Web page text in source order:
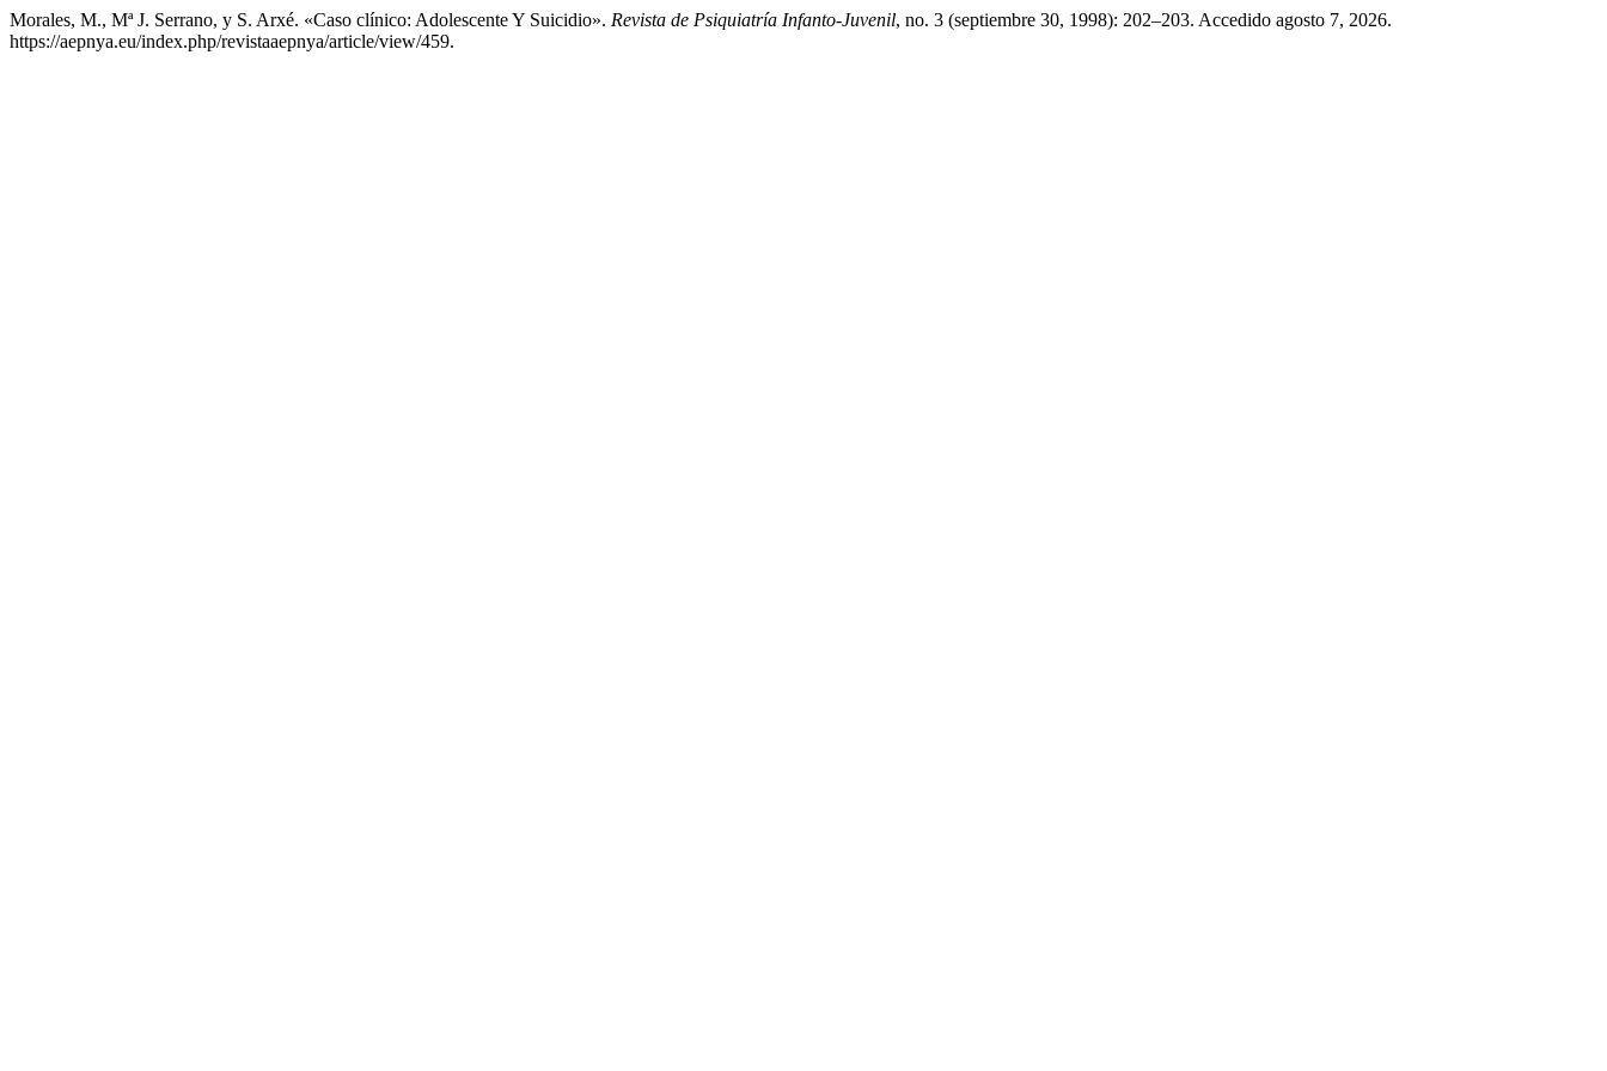
Morales, M., Mª J. Serrano, y S. Arxé. «Caso clínico: Adolescente Y Suicidio». Revista de Psiquiatría Infanto-Juvenil, no. 3 (septiembre 30, 1998): 202–203. Accedido agosto 7, 2026.
https://aepnya.eu/index.php/revistaaepnya/article/view/459.